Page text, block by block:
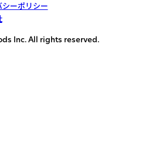
シーポリシー
Inc. All rights reserved.